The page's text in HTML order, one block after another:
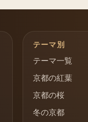
テーマ別
テーマ一覧
京都の紅葉
京都の桜
冬の京都